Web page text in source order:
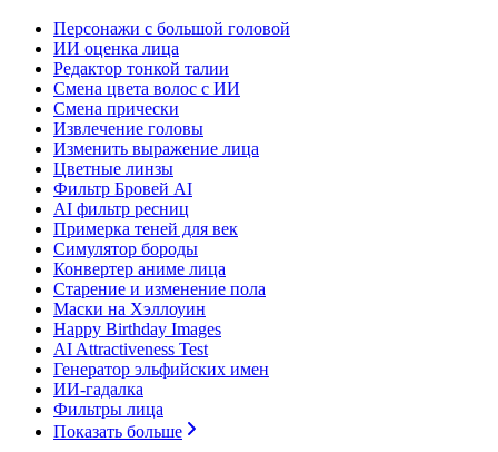
Персонажи с большой головой
ИИ оценка лица
Редактор тонкой талии
Смена цвета волос с ИИ
Смена прически
Извлечение головы
Изменить выражение лица
Цветные линзы
Фильтр Бровей AI
AI фильтр ресниц
Примерка теней для век
Симулятор бороды
Конвертер аниме лица
Старение и изменение пола
Маски на Хэллоуин
Happy Birthday Images
AI Attractiveness Test
Генератор эльфийских имен
ИИ-гадалка
Фильтры лица
Показать больше